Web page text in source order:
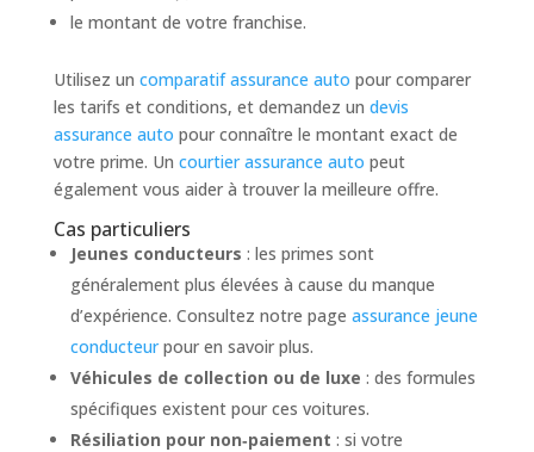
le montant de votre franchise.
Utilisez un comparatif assurance auto pour comparer
les tarifs et conditions, et demandez un devis
assurance auto pour connaître le montant exact de
votre prime. Un courtier assurance auto peut
également vous aider à trouver la meilleure offre.
Cas particuliers
Jeunes conducteurs : les primes sont
généralement plus élevées à cause du manque
d’expérience. Consultez notre page assurance jeune
conducteurpour en savoir plus.
Véhicules de collection ou de luxe : des formules
spécifiques existent pour ces voitures.
Résiliation pour non‑paiement : si votre